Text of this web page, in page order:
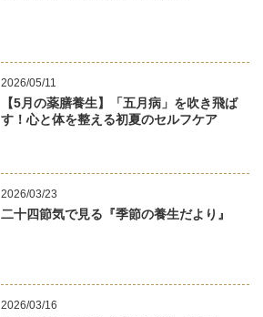
2026/05/11
【5月の薬膳養生】「五月病」を吹き飛ば
す！心と体を整える初夏のセルフケア
2026/03/23
二十四節気で見る『季節の養生だより』
2026/03/16